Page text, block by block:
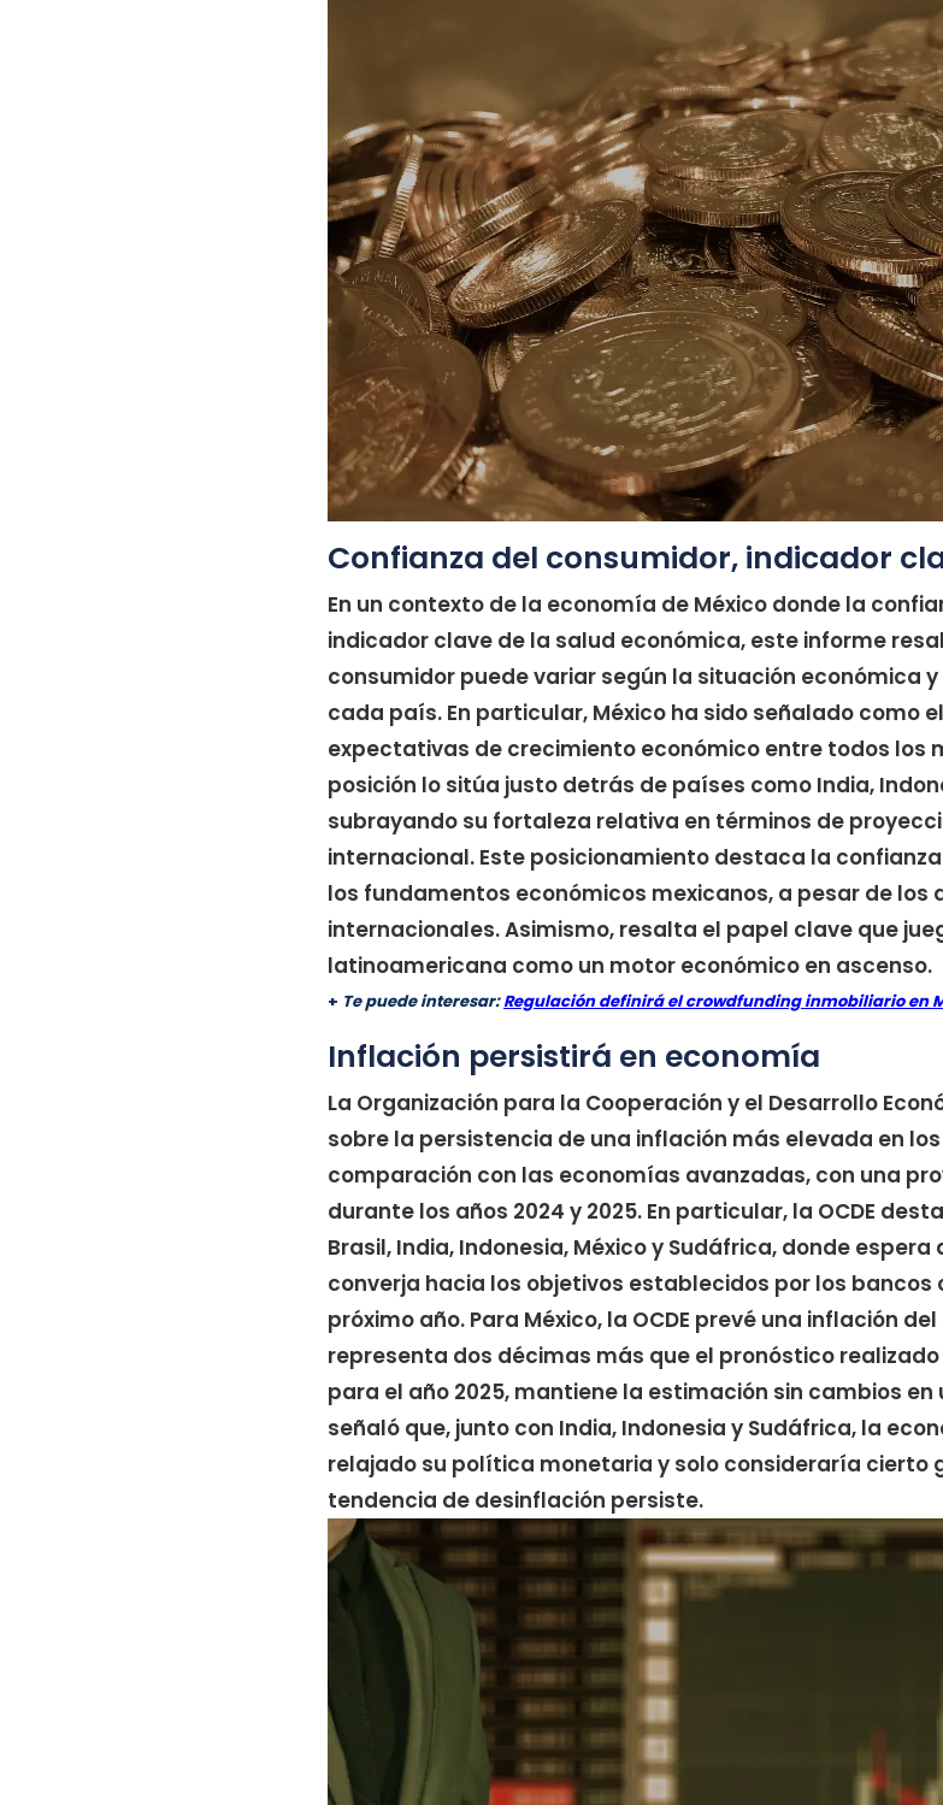
Confianza del consumidor, indicador
En un contexto de la economía de México donde la
indicador clave de la salud económica, este informe
consumidor puede variar según la situación económica
cada país. En particular, México ha sido señalado como
expectativas de crecimiento económico entre todos los
posición lo sitúa justo detrás de países como India,
subrayando su fortaleza relativa en términos de
internacional. Este posicionamiento destaca la
los fundamentos económicos mexicanos, a pesar de los
internacionales. Asimismo, resalta el papel clave que
latinoamericana como un motor económico en ascenso.
+ Te puede interesar:Regulación definirá el crowdfunding inmobiliario en
Inflación persistirá en economía
La Organización para la Cooperación y el Desarrollo
sobre la persistencia de una inflación más elevada en
comparación con las economías avanzadas, con una
durante los años 2024 y 2025. En particular, la OCDE
Brasil, India, Indonesia, México y Sudáfrica, donde
converja hacia los objetivos establecidos por los
próximo año. Para México, la OCDE prevé una inflación
representa dos décimas más que el pronóstico
para el año 2025, mantiene la estimación sin cambios en
señaló que, junto con India, Indonesia y Sudáfrica, la
relajado su política monetaria y solo consideraría cierto
tendencia de desinflación persiste.